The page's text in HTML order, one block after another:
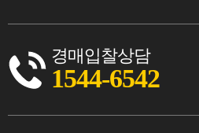
경매입찰상담
1544-6542